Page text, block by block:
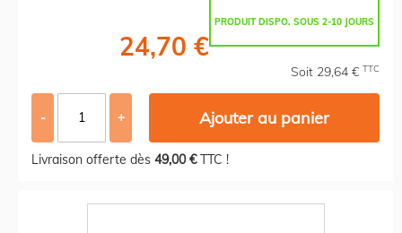
PRODUIT DISPO. SOUS 2-10 JOURS
24,70 €
Soit 29,64 € TTC
- + Ajouter au panier
Livraison offerte dès 49,00 €TTC !